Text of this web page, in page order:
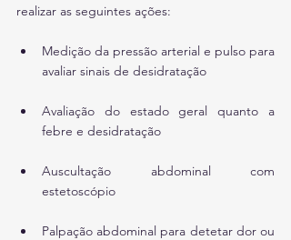
realizar as seguintes ações:
Medição da pressão arterial e pulso para
avaliar sinais de desidratação
Avaliação do estado geral quanto a
febre e desidratação
Auscultação abdominal com
estetoscópio
Palpação abdominal para detetar dor ou